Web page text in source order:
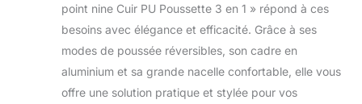
point nine Cuir PU Poussette 3 en 1 » répond à ces
besoins avec élégance et efficacité. Grâce à ses
modes de poussée réversibles, son cadre en
aluminium et sa grande nacelle confortable, elle vous
offre une solution pratique et stylée pour vos